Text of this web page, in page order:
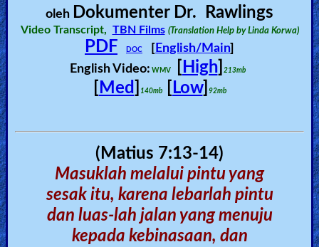
Stories
Muslim
oleh Dokumenter Dr. Rawlings
Video Transcript, TBN Films (Translation Help by Linda Korwa)
PDF DOC [ English/Main]
English Video: WMV High] 213mb
Med 140mb[ Low] 92mb
(Matius 7:13-14)
Masuklah melalui pintu yang
sesak itu, karena lebarlah pintu
dan luas-lah jalan yang menuju
kepada kebinasaan, dan